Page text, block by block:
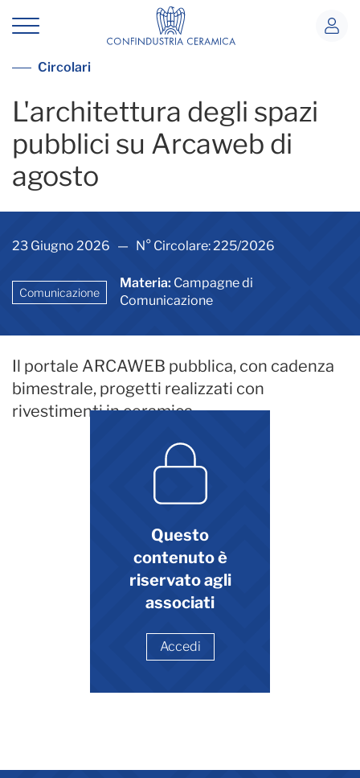
L&#39;architettura degli spazi
Vedi tutte le circolari
Circolari
L'architettura degli spazi
pubblici su Arcaweb di
agosto
23 Giugno 2026 — N° Circolare: 225/2026
Comunicazione
Materia: Campagne di
Comunicazione
Questo
contenuto è
riservato agli
associati
Accedi
Il portale ARCAWEB pubblica, con cadenza
bimestrale, progetti realizzati con
rivestimenti in ceramica